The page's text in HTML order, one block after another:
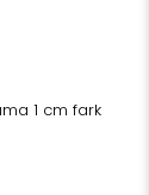
1 cm fark